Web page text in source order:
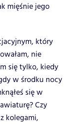
mięśnie jego
który
nie
się tylko, kiedy
w środku nocy
się w
Czy
kolegami,